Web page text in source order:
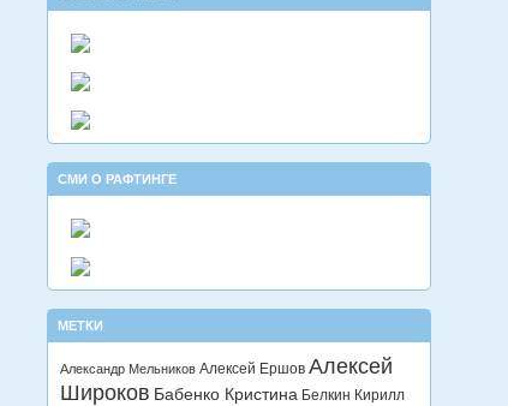
СМИ О РАФТИНГЕ
МЕТКИ
Александр Мельников Алексей Ершов Алексей
Широков Бабенко Кристина Белкин Кирилл